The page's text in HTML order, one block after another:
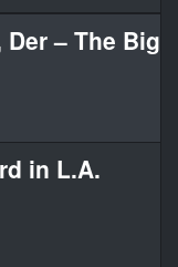
– The Big
in L.A.